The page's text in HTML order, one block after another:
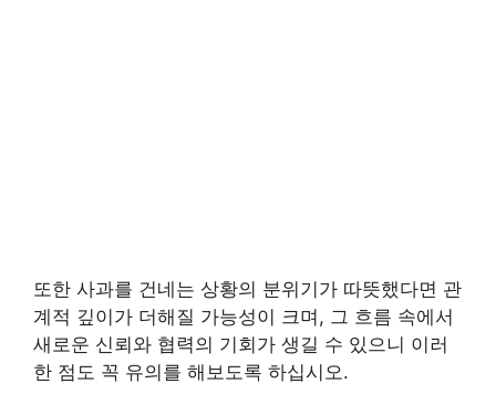
또한 사과를 건네는 상황의 분위기가 따뜻했다면 관
계적 깊이가 더해질 가능성이 크며, 그 흐름 속에서
새로운 신뢰와 협력의 기회가 생길 수 있으니 이러
한 점도 꼭 유의를 해보도록 하십시오.